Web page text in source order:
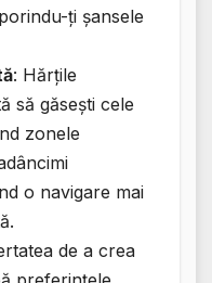
ți șansele
: Hărțile
să găsești cele
zonele
o navigare mai
de a crea